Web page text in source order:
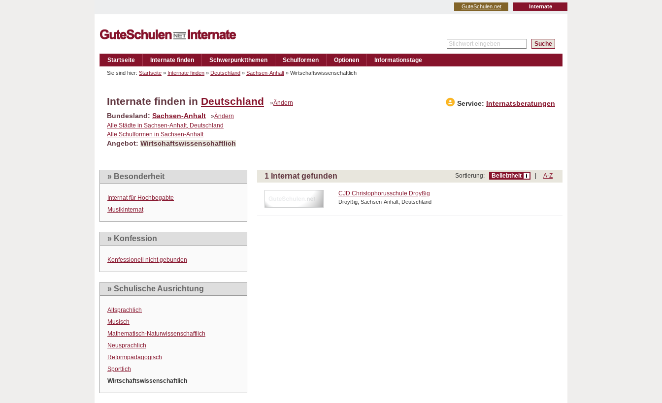
Internate
GuteSchulen.net
Startseite Internate finden Schwerpunktthemen Schulformen Optionen Informationstage
Sie sind hier: Startseite » Internate finden » Deutschland » Sachsen-Anhalt » Wirtschaftswissenschaftlich
Internate finden in Deutschland »Ändern Service:
Internatsberatungen
Bundesland: Sachsen-Anhalt »Ändern
Alle Städte in Sachsen-Anhalt, Deutschland
Alle Schulformen in Sachsen-Anhalt
Angebot: Wirtschaftswissenschaftlich
» Besonderheit
Internat für Hochbegabte
Musikinternat
» Konfession
Konfessionell nicht gebunden
» Schulische Ausrichtung
Altsprachlich
Musisch
Mathematisch-Naturwissenschaftlich
Neusprachlich
Reformpädagogisch
Sportlich
Wirtschaftswissenschaftlich
1 Internat gefunden Sortierung: Beliebtheit A-Z
CJD Christophorusschule Droyßig
Droyßig, Sachsen-Anhalt, Deutschland